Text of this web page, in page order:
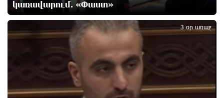
Արտակարգ դեպք՝ Երևանում․ կոտրել են «Հույս
բոլոր մարդկանց» հիմնադրամի շենքի
պատուհաններն ու դռները
կառավարում. «Փաստ»
3 օր առաջ
3